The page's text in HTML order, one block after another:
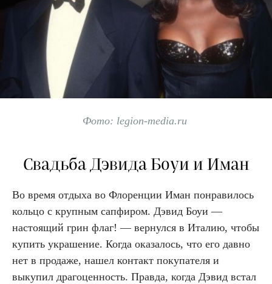
Фото: legion-media.ru
Свадьба Дэвида Боуи и Иман
Во время отдыха во Флоренции Иман понравилось
кольцо с крупным сапфиром. Дэвид Боуи —
настоящий грин флаг! — вернулся в Италию, чтобы
купить украшение. Когда оказалось, что его давно
нет в продаже, нашел контакт покупателя и
выкупил драгоценность. Правда, когда Дэвид встал